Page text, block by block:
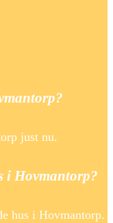
just nu.
i Hovmantorp?
hus i Hovmantorp.